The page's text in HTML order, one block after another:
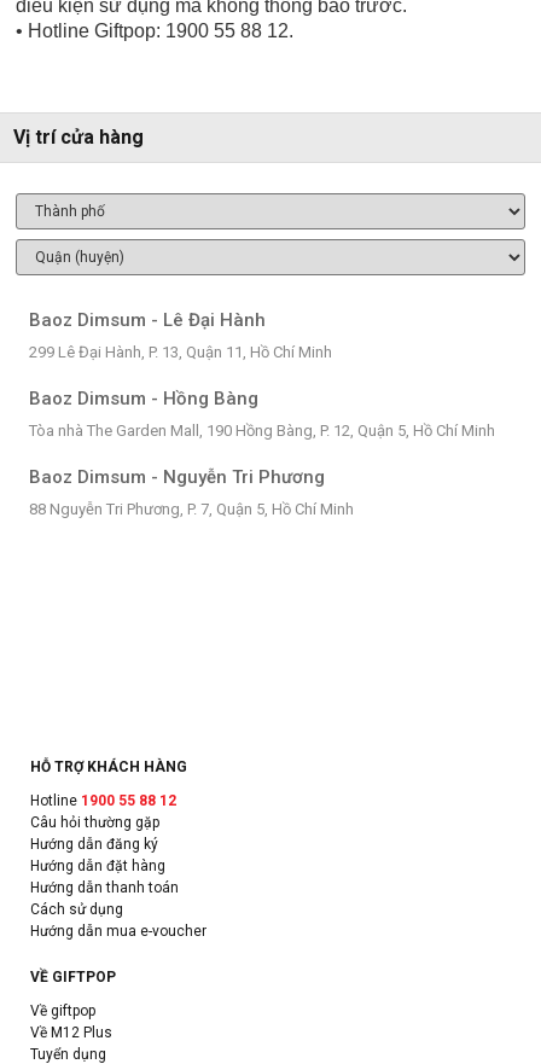
điều kiện sử dụng mà không thông báo trước.
• Hotline Giftpop: 1900 55 88 12.
Vị trí cửa hàng
Baoz Dimsum - Lê Đại Hành
299 Lê Đại Hành, P. 13, Quận 11, Hồ Chí Minh
Baoz Dimsum - Hồng Bàng
Tòa nhà The Garden Mall, 190 Hồng Bàng, P. 12, Quận 5, Hồ Chí Minh
Baoz Dimsum - Nguyễn Tri Phương
88 Nguyễn Tri Phương, P. 7, Quận 5, Hồ Chí Minh
HỖ TRỢ KHÁCH HÀNG
Hotline 1900 55 88 12
Câu hỏi thường gặp
Hướng dẫn đăng ký
Hướng dẫn đặt hàng
Hướng dẫn thanh toán
Cách sử dụng
Hướng dẫn mua e-voucher
VỀ GIFTPOP
Về giftpop
Về M12 Plus
Tuyển dụng